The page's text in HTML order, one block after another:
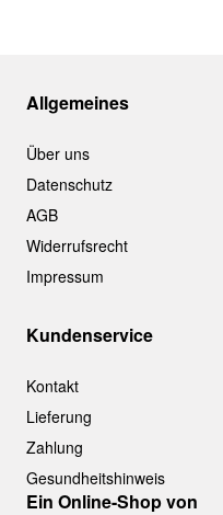
Allgemeines
Über uns
Datenschutz
AGB
Widerrufsrecht
Impressum
Kundenservice
Kontakt
Lieferung
Zahlung
Gesundheitshinweis
Ein Online-Shop von